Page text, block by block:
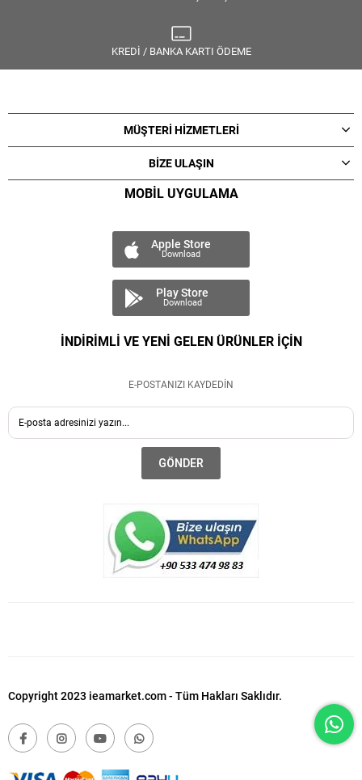
KREDİ / BANKA KARTI ÖDEME
MÜŞTERİ HİZMETLERİ
BİZE ULAŞIN
MOBİL UYGULAMA
Apple Store
Download
Play Store
Download
İNDİRİMLİ VE YENİ GELEN ÜRÜNLER İÇİN
E-POSTANIZI KAYDEDİN
GÖNDER
Copyright 2023 ieamarket.com - Tüm Hakları Saklıdır.